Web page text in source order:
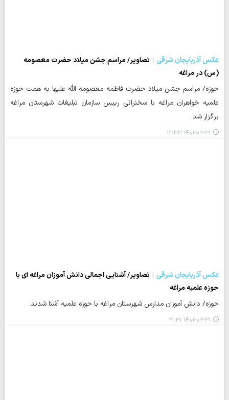
عکس آذربایجان شرقی
تصاویر/ مراسم جشن میلاد حضرت معصومه
(س) در مراغه
حوزه/ مراسم جشن میلاد حضرت فاطمه معصومه الله علیها به همت حوزه
علمیه خواهران مراغه با سخنرانی رییس سازمان تبلیغات شهرستان مراغه
برگزار شد.
۱۴۰۲-۰۲-۳۱ ۲۱:۳۳
عکس آذربایجان شرقی
تصاویر/ آشنایی اجمالی دانش آموزان مراغه ای با
حوزه علمیه مراغه
حوزه/ دانش آموزان مدارس شهرستان مراغه با حوزه علمیه آشنا شدند.
۱۴۰۲-۰۲-۳۱ ۲۱:۳۱